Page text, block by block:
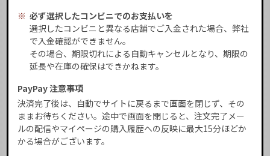
※ 必ず選択したコンビニでのお支払いを
選択したコンビニと異なる店舗でご入金された場合、弊社
で入金確認ができません。
その場合、期限切れによる自動キャンセルとなり、期限の
延長や在庫の確保はできかねます。
PayPay 注意事項
決済完了後は、自動でサイトに戻るまで画面を閉じず、その
ままお待ちください。途中で画面を閉じると、注文完了メー
ルの配信やマイページの購入履歴への反映に最大15分ほどか
かる場合がございます。